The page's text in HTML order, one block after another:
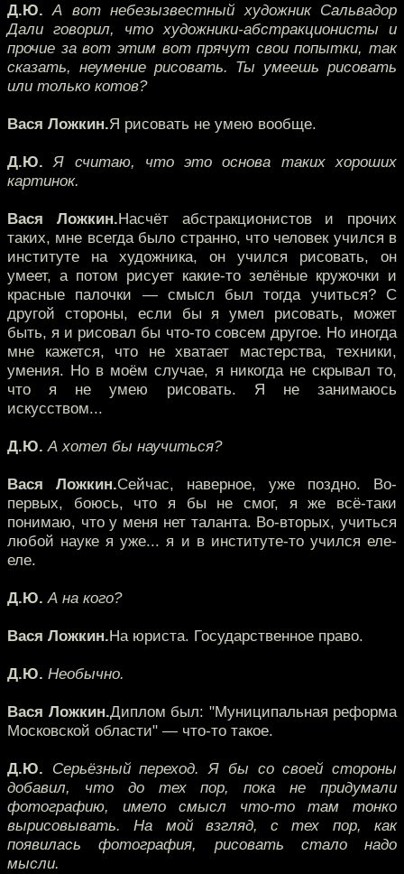
Д.Ю. А вот небезызвестный художник Сальвадор
Дали говорил, что художники-абстракционисты и
прочие за вот этим вот прячут свои попытки, так
сказать, неумение рисовать. Ты умеешь рисовать
или только котов?
Вася Ложкин.Я рисовать не умею вообще.
Д.Ю. Я считаю, что это основа таких хороших
картинок.
Вася Ложкин.Насчёт абстракционистов и прочих
таких, мне всегда было странно, что человек учился в
институте на художника, он учился рисовать, он
умеет, а потом рисует какие-то зелёные кружочки и
красные палочки — смысл был тогда учиться? С
другой стороны, если бы я умел рисовать, может
быть, я и рисовал бы что-то совсем другое. Но иногда
мне кажется, что не хватает мастерства, техники,
умения. Но в моём случае, я никогда не скрывал то,
что я не умею рисовать. Я не занимаюсь
искусством...
Д.Ю. А хотел бы научиться?
Вася Ложкин.Сейчас, наверное, уже поздно. Во-
первых, боюсь, что я бы не смог, я же всё-таки
понимаю, что у меня нет таланта. Во-вторых, учиться
любой науке я уже... я и в институте-то учился еле-
еле.
Д.Ю. А на кого?
Вася Ложкин.На юриста. Государственное право.
Д.Ю. Необычно.
Вася Ложкин.Диплом был: "Муниципальная реформа
Московской области" — что-то такое.
Д.Ю. Серьёзный переход. Я бы со своей стороны
добавил, что до тех пор, пока не придумали
фотографию, имело смысл что-то там тонко
вырисовывать. На мой взгляд, с тех пор, как
появилась фотография, рисовать стало надо
мысли.